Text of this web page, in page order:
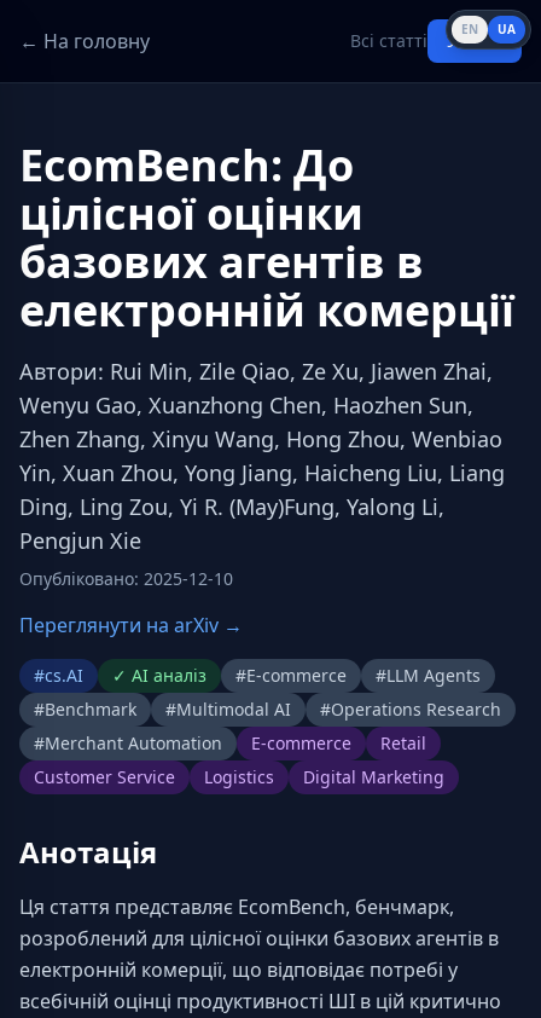
← На головну Всі статті Увійти
EcomBench: До
цілісної оцінки
базових агентів в
електронній комерції
Автори: Rui Min, Zile Qiao, Ze Xu, Jiawen Zhai,
Wenyu Gao, Xuanzhong Chen, Haozhen Sun,
Zhen Zhang, Xinyu Wang, Hong Zhou, Wenbiao
Yin, Xuan Zhou, Yong Jiang, Haicheng Liu, Liang
Ding, Ling Zou, Yi R. (May)Fung, Yalong Li,
Pengjun Xie
Опубліковано: 2025-12-10
Переглянути на arXiv →
#cs.AI ✓ AI аналіз #E-commerce #LLM Agents
#Benchmark #Multimodal AI #Operations Research
#Merchant Automation E-commerce
Retail
Customer Service
Logistics Digital Marketing
Анотація
Ця стаття представляє EcomBench, бенчмарк,
розроблений для цілісної оцінки базових агентів в
електронній комерції, що відповідає потребі у
всебічній оцінці продуктивності ШІ в цій критично
EN UA